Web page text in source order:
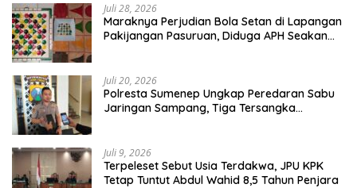
Juli 28, 2026
Maraknya Perjudian Bola Setan di Lapangan
Pakijangan Pasuruan, Diduga APH Seakan
Juli 20, 2026
Polresta Sumenep Ungkap Peredaran Sabu
Jaringan Sampang, Tiga Tersangka
Juli 9, 2026
Terpeleset Sebut Usia Terdakwa, JPU KPK
Tetap Tuntut Abdul Wahid 8,5 Tahun Penjara